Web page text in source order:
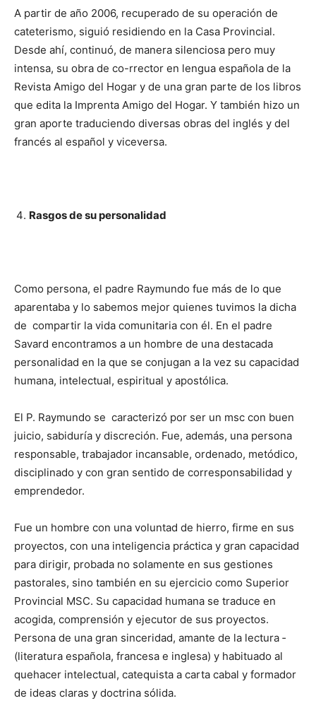
A partir de año 2006, recuperado de su opera­ción de
cateterismo, si­guió residiendo en la Casa Provincial.
Desde ahí, continuó, de mane­ra silenciosa pero muy
intensa, su obra de co-rrector en lengua espa­ñola de la
Revista Ami­go del Hogar y de una gran parte de los libros
que edita la Imprenta Amigo del Hogar. Y también hizo un
gran aporte traduciendo di­versas obras del inglés y del
francés al español y viceversa.
Rasgos de su personalidad
Como persona, el pa­dre Raymundo fue más de lo que
aparentaba y lo sabemos mejor quie­nes tuvimos la dicha
de compartir la vida comunitaria con él. En el pa­dre
Savard encontramos a un hombre de una des­tacada
personalidad en la que se conjugan a la vez su capacidad
hu­mana, intelectual, espi­ritual y apostólica.
El P. Raymundo se caracterizó por ser un msc con buen
juicio, sabiduría y discreción. Fue, además, una perso­na
responsable, trabaja­dor incansable, ordenado, metódico,
discipli­nado y con gran sentido de corresponsabilidad y
emprendedor.
Fue un hombre con una voluntad de hierro, firme en sus
proyectos, con una inteligencia práctica y gran capacidad
para dirigir, probada no solamente en sus gestiones
pastorales, sino también en su ejercicio como Superior
Provincial MSC. Su ca­pacidad humana se traduce en
acogida, comprensión y ejecutor de sus proyectos.
Persona de una gran sinceridad, amante de la lectura ­
(literatura española, francesa e inglesa) y ha­bituado al
quehacer in­telectual, catequista a carta cabal y formador
de ideas claras y doctrina sólida.